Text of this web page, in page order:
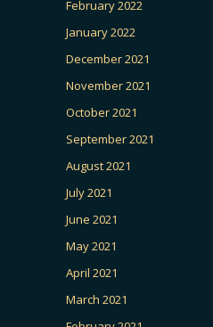
February 2022
January 2022
December 2021
November 2021
October 2021
September 2021
August 2021
July 2021
June 2021
May 2021
April 2021
March 2021